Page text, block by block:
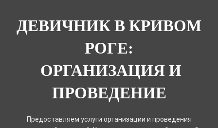
ДЕВИЧНИК В КРИВОМ
РОГЕ:
ОРГАНИЗАЦИЯ И
ПРОВЕДЕНИЕ
Предоставляем услуги организации и проведения